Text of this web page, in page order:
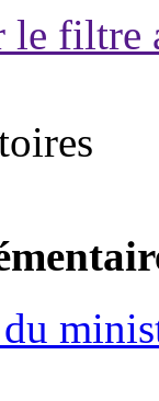
le filtre